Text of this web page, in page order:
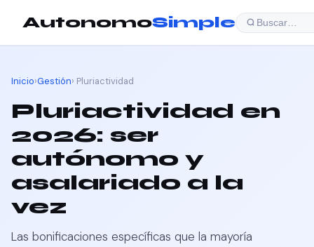
AutonomoSimple Buscar…
Inicio›Gestión› Pluriactividad
Pluriactividad en
2026: ser
autónomo y
asalariado a la
vez
Las bonificaciones específicas que la mayoría